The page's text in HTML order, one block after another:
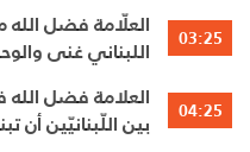
03:25
العلّامة فضل الله
اللبناني غنى
04:25
بين اللّبنانيّين أن